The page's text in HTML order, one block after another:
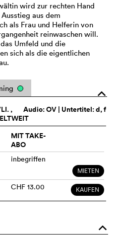
wird zur rechten Hand
aus dem
als Frau und Helferin von
reinwaschen will.
Umfeld und die
sich als die eigentlichen
o
Audio:OV | Untertitel: d, f
,
MIT TAKE-
ABO
inbegriffen
MIETEN
CHF 13.00 KAUFEN
o